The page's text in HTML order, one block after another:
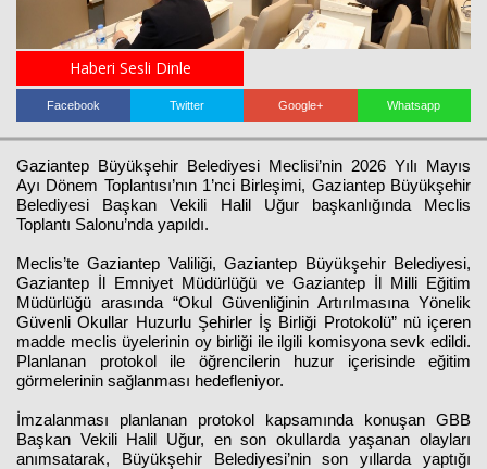
Haberi Sesli Dinle
Facebook Twitter Google+ Whatsapp
Gaziantep Büyükşehir Belediyesi Meclisi’nin 2026 Yılı Mayıs
Ayı Dönem Toplantısı’nın 1’nci Birleşimi, Gaziantep Büyükşehir
Belediyesi Başkan Vekili Halil Uğur başkanlığında Meclis
Toplantı Salonu’nda yapıldı.
Meclis’te Gaziantep Valiliği, Gaziantep Büyükşehir Belediyesi,
Gaziantep İl Emniyet Müdürlüğü ve Gaziantep İl Milli Eğitim
Müdürlüğü arasında “Okul Güvenliğinin Artırılmasına Yönelik
Güvenli Okullar Huzurlu Şehirler İş Birliği Protokolü” nü içeren
madde meclis üyelerinin oy birliği ile ilgili komisyona sevk edildi.
Planlanan protokol ile öğrencilerin huzur içerisinde eğitim
görmelerinin sağlanması hedefleniyor.
İmzalanması planlanan protokol kapsamında konuşan GBB
Başkan Vekili Halil Uğur, en son okullarda yaşanan olayları
anımsatarak, Büyükşehir Belediyesi’nin son yıllarda yaptığı
İLETİŞİM
Haberin Doğru Adresi.